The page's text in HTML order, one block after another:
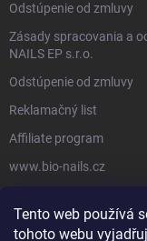
Tento web používá
tohoto webu
Odstúpenie od zmluvy
Zásady spracovania a
NAILS EP s.r.o.
Odstúpenie od zmluvy
Reklamačný list
Affiliate program
www.bio-nails.cz
FACEBOOK